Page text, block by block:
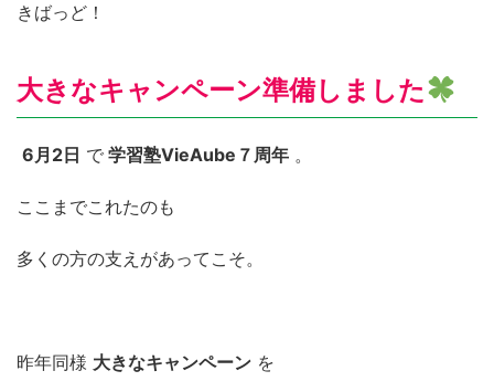
きばっど！
大きなキャンペーン準備しました
6月2日 で 学習塾VieAube７周年 。
ここまでこれたのも
多くの方の支えがあってこそ。
昨年同様 大きなキャンペーン を